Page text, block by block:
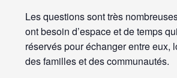
Les questions sont très
ont besoin d’espace et de temps
réservés pour échanger entre eux,
des familles et des communautés.